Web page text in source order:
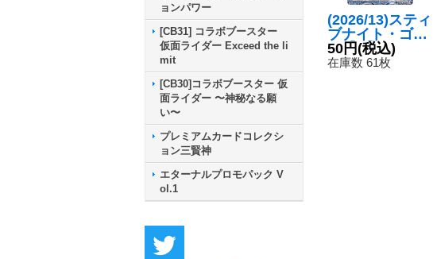
ョンパワー
[CB31] コラボブースター
仮面ライダー Exceed the li
mit
[CB30]コラボブースター 仮
面ライダー 〜神秘なる願
い〜
プレミアムカードコレクシ
ョン三賢神
エターナルプロモパック V
ol.1
(2026/13)スティ
ブナイト・ゴレ
ム【C】{BS76-
051}《青》
50円(税込)
在庫数 61枚